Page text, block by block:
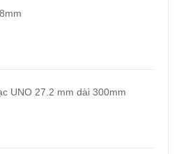
UNO 27.2 mm dài 300mm